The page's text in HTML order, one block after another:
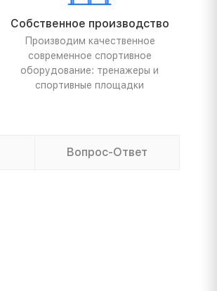
Собственное производство
Производим качественное
современное спортивное
оборудование: тренажеры и
спортивные площадки
Вопрос-Ответ